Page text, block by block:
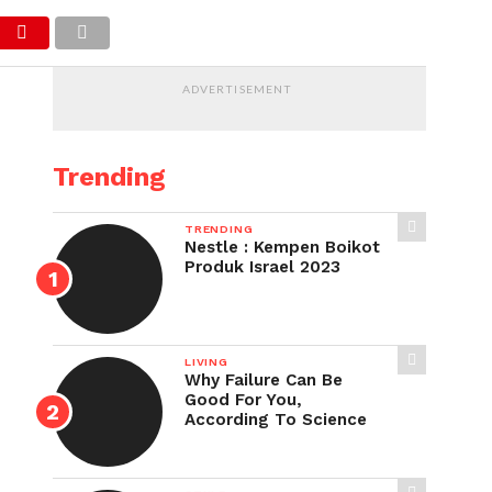
ADVERTISEMENT
Trending
TRENDING
Nestle : Kempen Boikot
Produk Israel 2023
LIVING
Why Failure Can Be
Good For You,
According To Science